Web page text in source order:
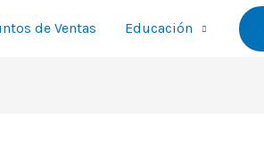
de Ventas Educación